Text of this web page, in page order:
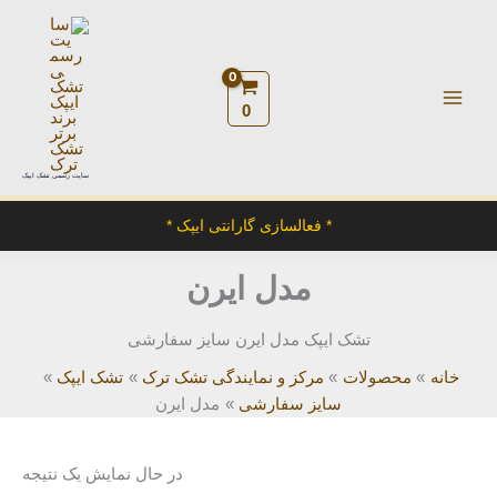
0
سایت رسمی تشک ایپک
* فعالسازی گارانتی ایپک *
مدل ایرن
تشک ایپک مدل ایرن سایز سفارشی
خانه محصولات مرکز و نمایندگی تشک ترک
تشک ایپک
سایز سفارشی
مدل ایرن
در حال نمایش یک نتیجه